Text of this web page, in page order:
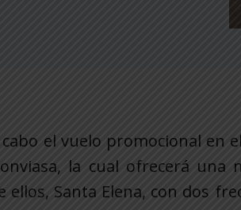
cabo el vuelo promocional en
la cual ofrecerá una
Santa Elena, con dos